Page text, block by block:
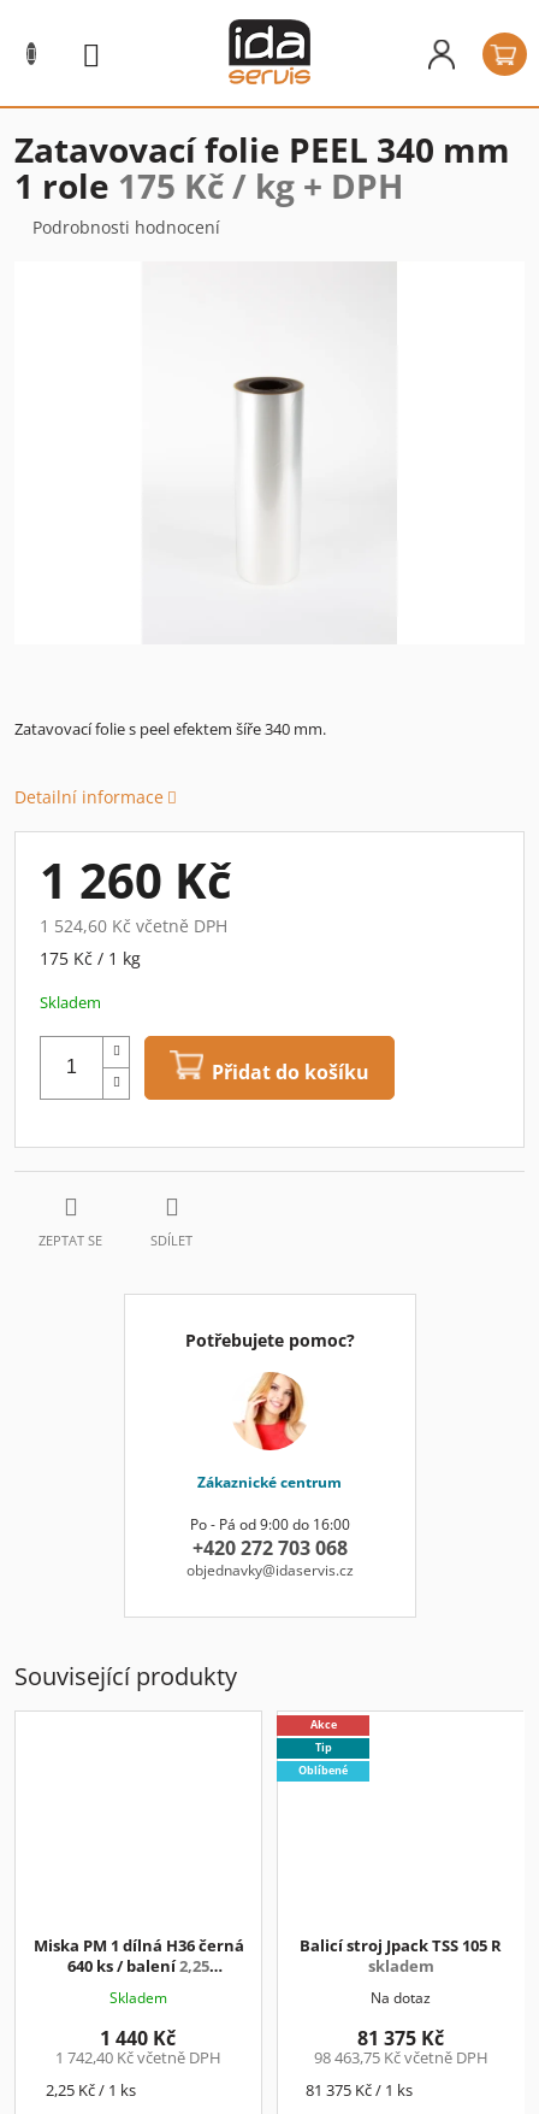
obsah
Zatavovací folie PEEL 340 mm
1 role 175 Kč / kg + DPH
Průměrné
Podrobnosti hodnocení
Zatavovací folie s peel efektem šíře 340 mm.
Detailní informace
1 260 Kč
1 524,60 Kč včetně DPH
Měrná
175 Kč / 1 kg
Skladem
Přidat do košíku
ZEPTAT SE SDÍLET
Potřebujete pomoc?
Zákaznické centrum
Po - Pá od 9:00 do 16:00
+420 272 703 068
objednavky@idaservis.cz
Související produkty
Miska PM 1 dílná H36 černá
640 ks / balení2,25
Skladem
1 742,40 Kč včetně DPH
1 440 Kč
Měrná
2,25 Kč / 1 ks
Akce
Tip
Oblíbené
Balicí stroj Jpack TSS 105 R
skladem
Na dotaz
98 463,75 Kč včetně DPH
81 375 Kč
Měrná
81 375 Kč / 1 ks